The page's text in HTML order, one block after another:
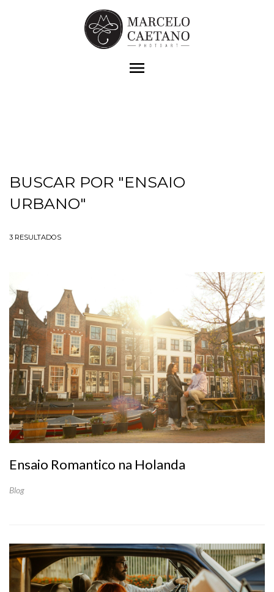
menu
BUSCAR POR "ENSAIO
URBANO"
3 RESULTADOS
Ensaio Romantico na Holanda
Blog